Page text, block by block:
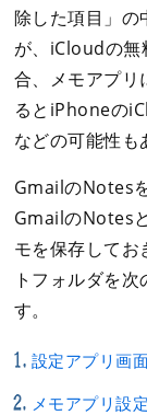
除した項目」の
が、iCloudの無
合、メモアプリ
るとiPhoneの
などの可能性も
GmailのNotes
GmailのNotes
モを保存して
トフォルダを
す。
設定アプリ画
メモアプリ設